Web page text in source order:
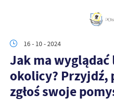
16 - 10 - 2024
Jak ma wyglądać
okolicy? Przyjdź,
zgłoś swoje